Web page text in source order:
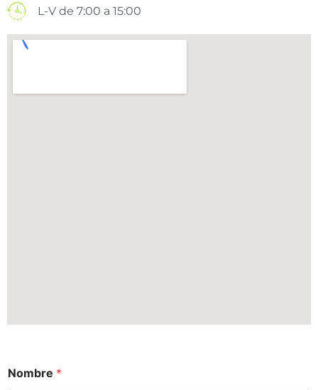
L-V de 7:00 a 15:00
Nombre *